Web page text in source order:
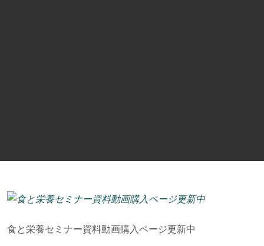
食と栄養セミナー資料動画購入ページ更新中